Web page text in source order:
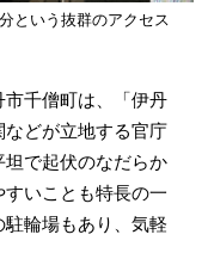
という抜群のアクセス
市千僧町は、「伊丹
どが立地する官庁
で起伏のなだらか
いことも特長の一
輪場もあり、気軽